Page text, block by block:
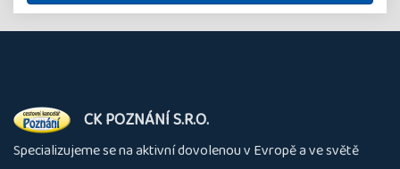
O
nás
CK POZNÁNÍ S.R.O.
Specializujeme se na aktivní dovolenou v Evropě a ve světě